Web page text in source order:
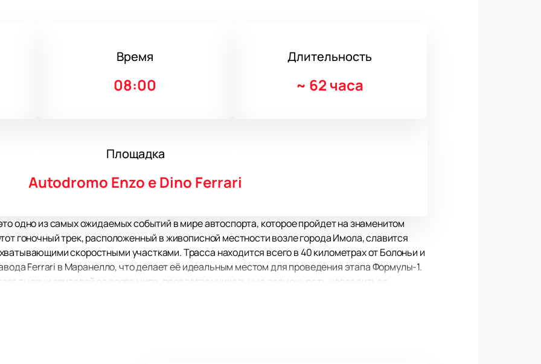
Время
08:00
Длительность
~ 62 часа
Площадка
Autodromo Enzo e Dino Ferrari
одно из самых ожидаемых событий в мире автоспорта, которое пройдет на знаменитом
гоночный трек, расположенный в живописной местности возле города Имола, славится
скоростными участками. Трасса находится всего в 40 километрах от Болоньи и
Ferrari в Маранелло, что делает её идеальным местом для проведения этапа Формулы-1.
тысячи зрителей со всего мира, предлагая уникальную возможность насладиться